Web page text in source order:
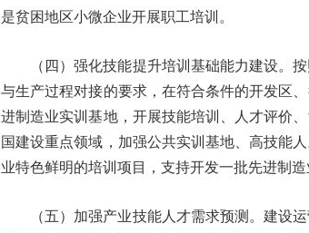
是贫困地区小微企业开展职工培训。
（四）强化技能提升培训基础能力建设。
与生产过程对接的要求，在符合条件的开发区
进制造业实训基地，开展技能培训、人才评价
国建设重点领域，加强公共实训基地、高技能
业特色鲜明的培训项目，支持开发一批先进制
（五）加强产业技能人才需求预测。建设